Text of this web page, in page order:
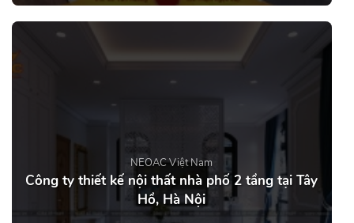
NEOAC Việt Nam
Công ty thiết kế nội thất nhà phố 2 tầng tại Tây
Hồ, Hà Nội